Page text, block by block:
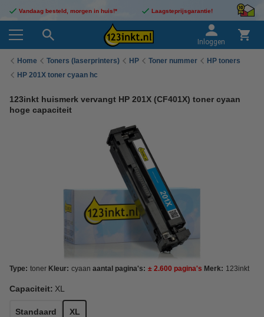
Vandaag besteld, morgen in huis!* Laagsteprijsgarantie!
Inloggen
Home Toners (laserprinters) HP Toner nummer
HP toners
HP 201X toner cyaan hc
123inkt huismerk vervangt HP 201X (CF401X) toner cyaan
hoge capaciteit
Type: toner Kleur: cyaan aantal pagina's: ± 2.600 pagina's Merk: 123inkt
Capaciteit: XL
Standaard XL